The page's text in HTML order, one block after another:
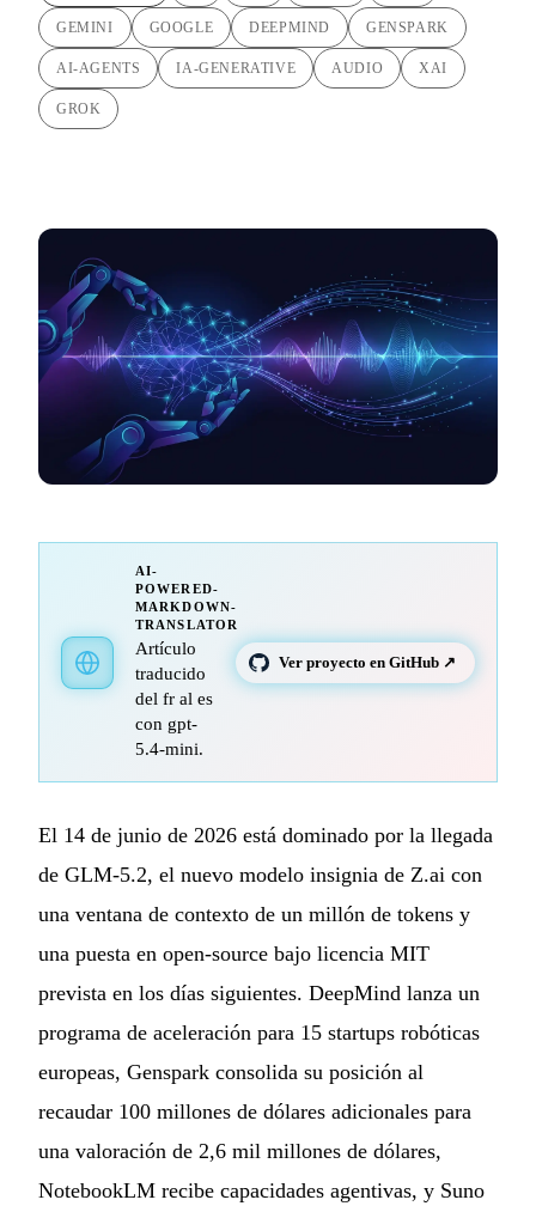
GEMINI GOOGLE DEEPMIND GENSPARK
AI-AGENTS IA-GENERATIVE AUDIO XAI
GROK
AI-
POWERED-
MARKDOWN-
TRANSLATOR
Artículo
traducido
del fr al es
con gpt-
5.4-mini.
Ver proyecto en GitHub ↗
El 14 de junio de 2026 está dominado por la llegada
de GLM-5.2, el nuevo modelo insignia de Z.ai con
una ventana de contexto de un millón de tokens y
una puesta en open-source bajo licencia MIT
prevista en los días siguientes. DeepMind lanza un
programa de aceleración para 15 startups robóticas
europeas, Genspark consolida su posición al
recaudar 100 millones de dólares adicionales para
una valoración de 2,6 mil millones de dólares,
NotebookLM recibe capacidades agentivas, y Suno